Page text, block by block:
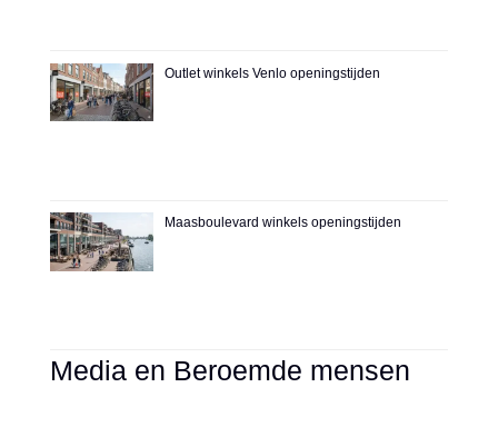
Outlet winkels Venlo openingstijden
Maasboulevard winkels openingstijden
Media en Beroemde mensen